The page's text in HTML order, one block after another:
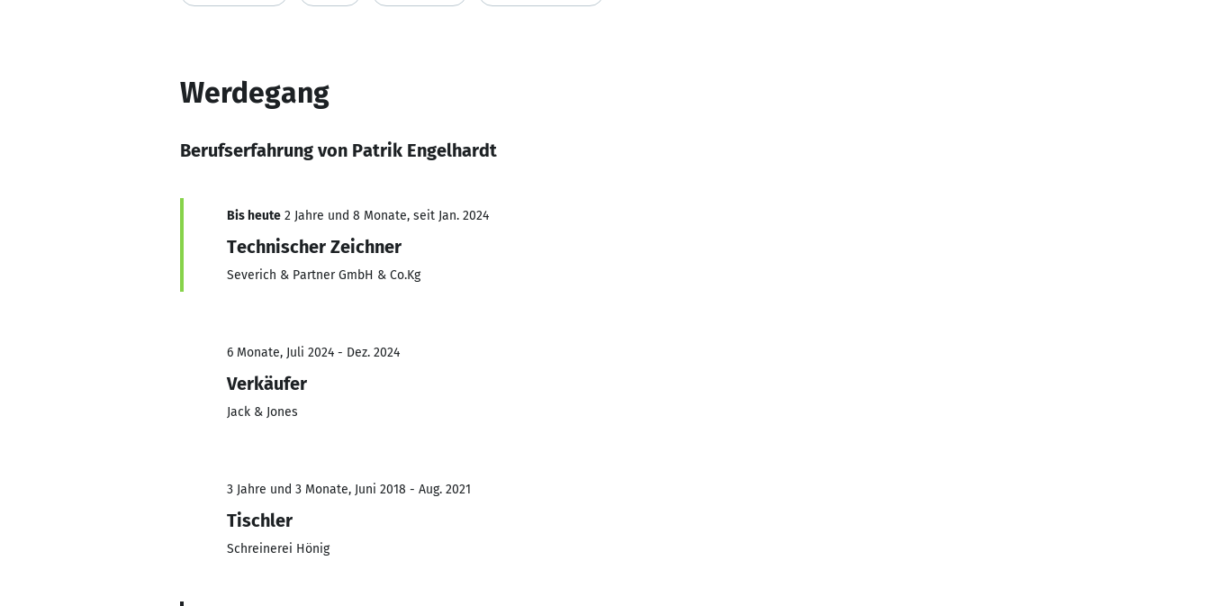
Werdegang
Berufserfahrung von Patrik Engelhardt
Bis heute 2 Jahre und 8 Monate, seit Jan. 2024
Technischer Zeichner
Severich & Partner GmbH & Co.Kg
6 Monate, Juli 2024 - Dez. 2024
Verkäufer
Jack & Jones
3 Jahre und 3 Monate, Juni 2018 - Aug. 2021
Tischler
Schreinerei Hönig